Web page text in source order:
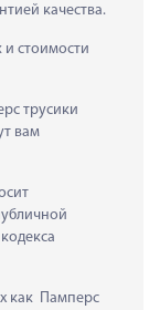
качества.
и стоимости
трусики
вам
как  Памперс